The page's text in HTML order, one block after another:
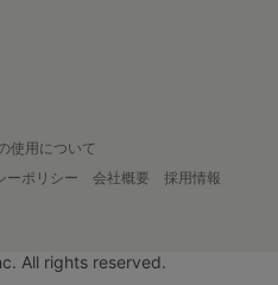
使用について
ーポリシー 会社概要
採用情報
All rights reserved.